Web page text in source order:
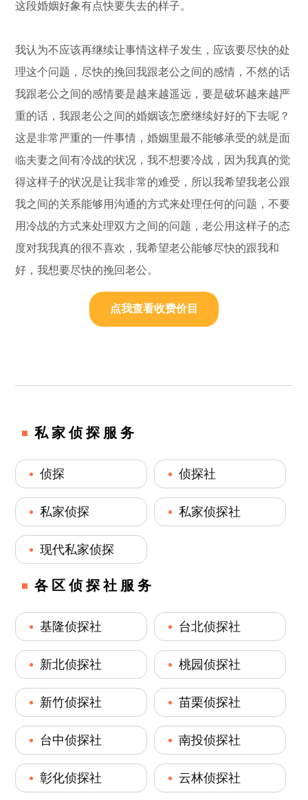
这段婚姻好象有点快要失去的样子。
我认为不应该再继续让事情这样子发生，应该要尽快的处
理这个问题，尽快的挽回我跟老公之间的感情，不然的话
我跟老公之间的感情要是越来越遥远，要是破坏越来越严
重的话，我跟老公之间的婚姻该怎麽继续好好的下去呢？
这是非常严重的一件事情，婚姻里最不能够承受的就是面
临夫妻之间有冷战的状况，我不想要冷战，因为我真的觉
得这样子的状况是让我非常的难受，所以我希望我老公跟
我之间的关系能够用沟通的方式来处理任何的问题，不要
用冷战的方式来处理双方之间的问题，老公用这样子的态
度对我我真的很不喜欢，我希望老公能够尽快的跟我和
好，我想要尽快的挽回老公。
点我查看收费价目
私家侦探服务
侦探 侦探社
私家侦探 私家侦探社
现代私家侦探
各区侦探社服务
基隆侦探社 台北侦探社
新北侦探社 桃园侦探社
新竹侦探社 苗栗侦探社
台中侦探社 南投侦探社
彰化侦探社 云林侦探社